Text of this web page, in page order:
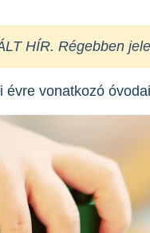
HÍR. Régebben
vonatkozó